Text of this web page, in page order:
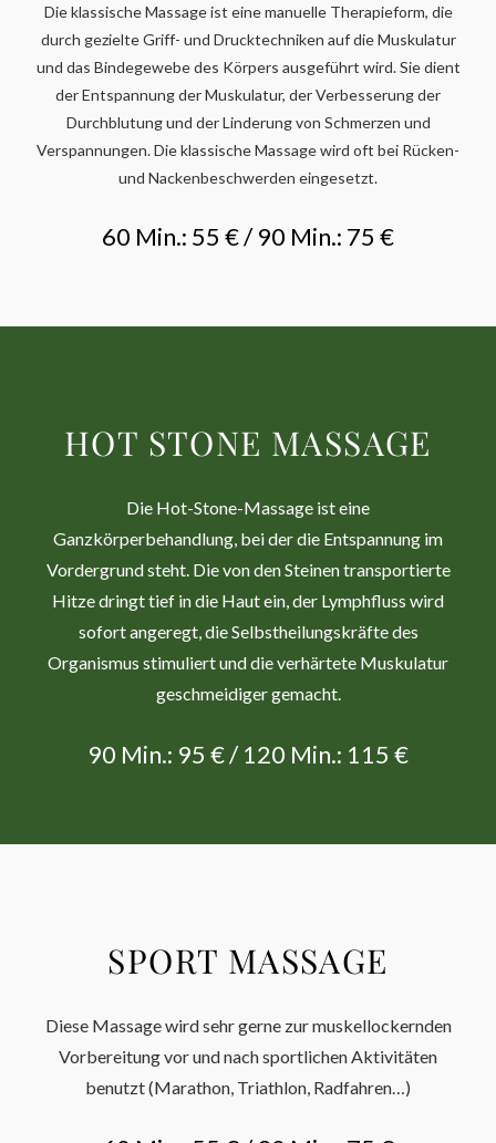
Die klassische Massage ist eine manuelle Therapieform, die
durch gezielte Griff- und Drucktechniken auf die Muskulatur
und das Bindegewebe des Körpers ausgeführt wird. Sie dient
der Entspannung der Muskulatur, der Verbesserung der
Durchblutung und der Linderung von Schmerzen und
Verspannungen. Die klassische Massage wird oft bei Rücken-
und Nackenbeschwerden eingesetzt.
60 Min.: 55 € / 90 Min.: 75 €
HOT STONE MASSAGE
Die Hot-Stone-Massage ist eine
Ganzkörperbehandlung, bei der die Entspannung im
Vordergrund steht. Die von den Steinen transportierte
Hitze dringt tief in die Haut ein, der Lymphfluss wird
sofort angeregt, die Selbstheilungskräfte des
Organismus stimuliert und die verhärtete Muskulatur
geschmeidiger gemacht.
90 Min.: 95 € / 120 Min.: 115 €
SPORT MASSAGE
Diese Massage wird sehr gerne zur muskellockernden
Vorbereitung vor und nach sportlichen Aktivitäten
benutzt (Marathon, Triathlon, Radfahren…)